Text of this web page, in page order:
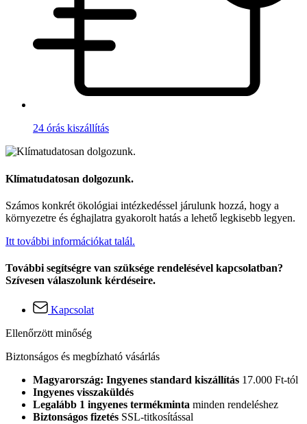
24 órás kiszállítás
Klímatudatosan dolgozunk.
Számos konkrét ökológiai intézkedéssel járulunk hozzá, hogy a
környezetre és éghajlatra gyakorolt hatás a lehető legkisebb legyen.
Itt további információkat talál.
További segítségre van szüksége rendelésével kapcsolatban?
Szívesen válaszolunk kérdéseire.
Kapcsolat
Ellenőrzött minőség
Biztonságos és megbízható vásárlás
Magyarország: Ingyenes standard kiszállítás 17.000 Ft-tól
Ingyenes visszaküldés
Legalább 1 ingyenes termékminta minden rendeléshez
Biztonságos fizetés SSL-titkosítással